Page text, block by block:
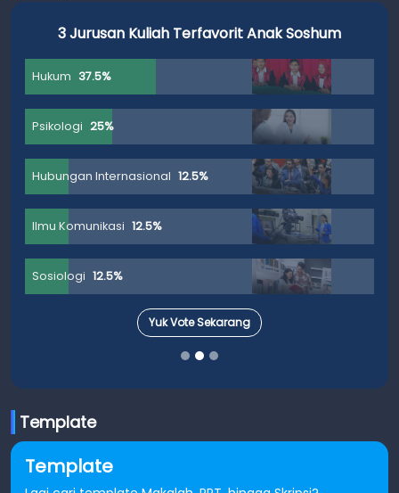
3 Jurusan Kuliah Terfavorit Anak Soshum
Hukum 37.5%
Psikologi 25%
Hubungan Internasional 12.5%
Ilmu Komunikasi 12.5%
Sosiologi 12.5%
Yuk Vote Sekarang
Template
Template